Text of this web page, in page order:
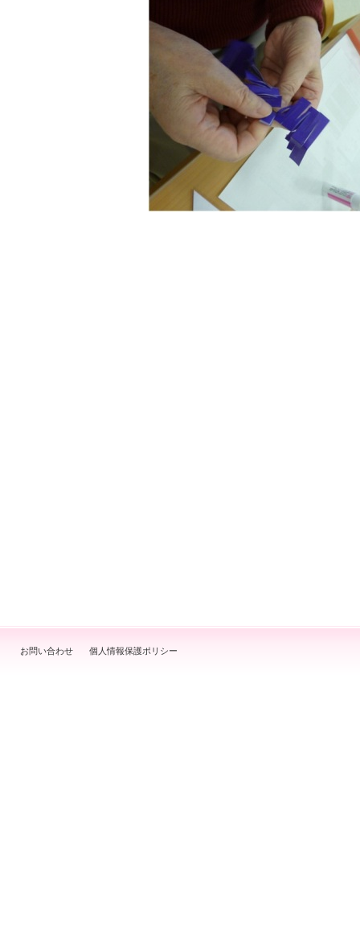
お問い合わせ 個人情報保護ポリシー